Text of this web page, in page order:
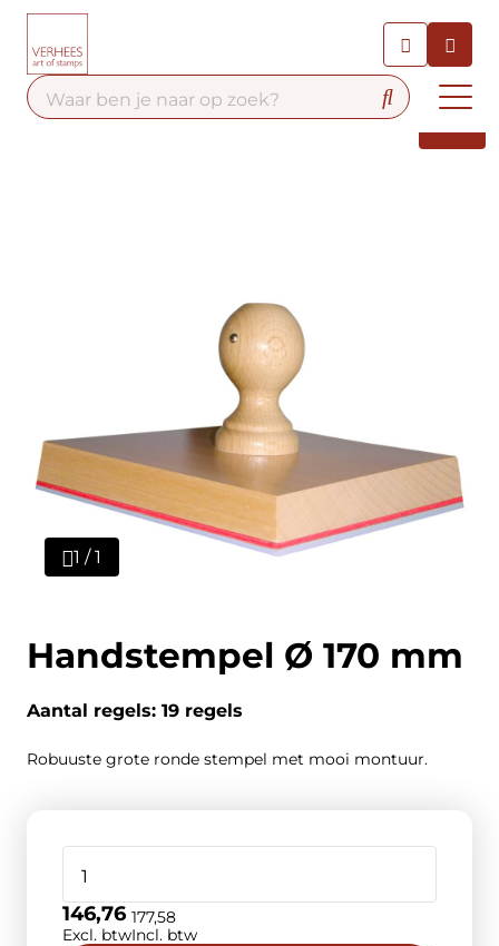
Contact
1 / 1
Handstempel Ø 170 mm
Aantal regels: 19 regels
Robuuste grote ronde stempel met mooi montuur.
146,76
Excl. btw
177,58
Incl. btw